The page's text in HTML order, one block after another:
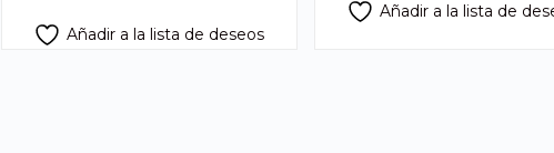
Añadir a la lista de deseos
Añadir a la lista de